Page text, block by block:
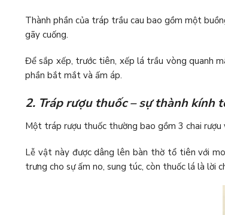
Thành phần của tráp trầu cau bao gồm một
gãy cuống.
Để sắp xếp, trước tiên, xếp lá trầu vòng quanh
phần bắt mắt và ấm áp.
2. Tráp rượu thuốc – sự thành kính
Một tráp rượu thuốc thường bao gồm 3 chai rượu
Lễ vật này được dâng lên bàn thờ tổ tiên với
trưng cho sự ấm no, sung túc, còn thuốc lá là lời